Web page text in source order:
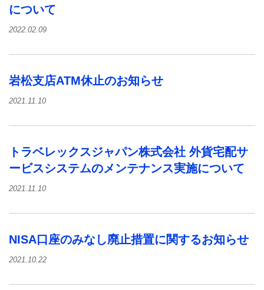
について
2022.02.09
岩松支店ATM休止のお知らせ
2021.11.10
トラベレックスジャパン株式会社 外貨宅配サ
ービスシステムのメンテナンス実施について
2021.11.10
NISA口座のみなし廃止措置に関するお知らせ
2021.10.22